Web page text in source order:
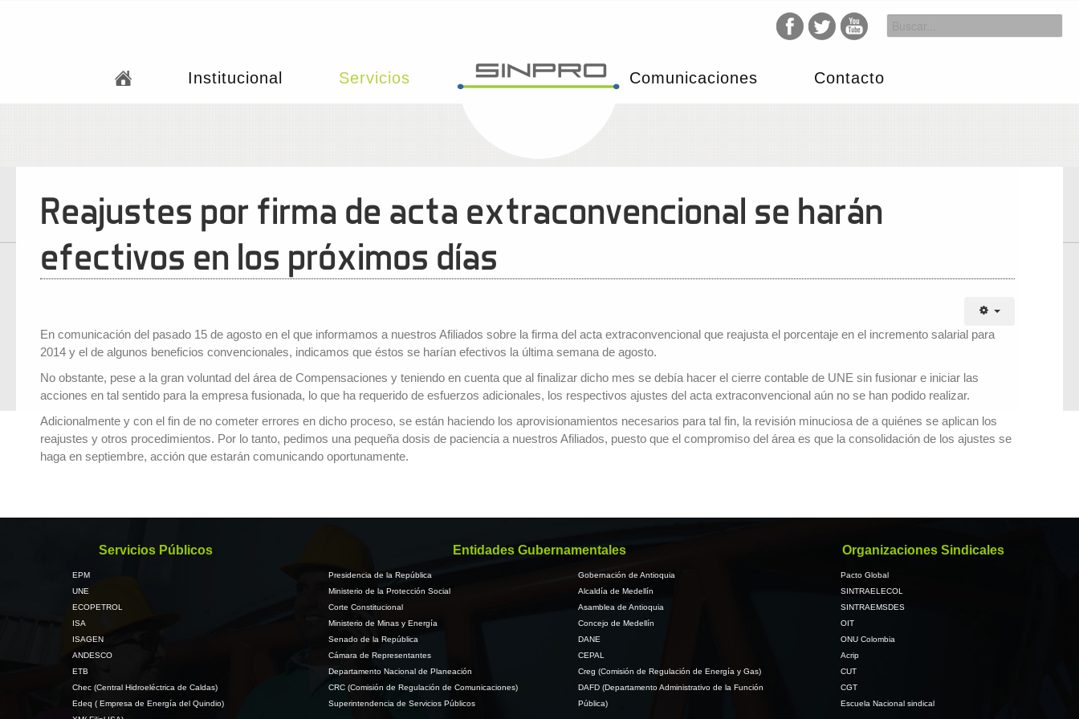
Institucional Servicios Comunicaciones Contacto
Reajustes por firma de acta extraconvencional se harán
efectivos en los próximos días
En comunicación del pasado 15 de agosto en el que informamos a nuestros Afiliados sobre la firma del acta extraconvencional que reajusta el porcentaje en el incremento salarial para
2014 y el de algunos beneficios convencionales, indicamos que éstos se harían efectivos la última semana de agosto.
No obstante, pese a la gran voluntad del área de Compensaciones y teniendo en cuenta que al finalizar dicho mes se debía hacer el cierre contable de UNE sin fusionar e iniciar las
acciones en tal sentido para la empresa fusionada, lo que ha requerido de esfuerzos adicionales, los respectivos ajustes del acta extraconvencional aún no se han podido realizar.
Adicionalmente y con el fin de no cometer errores en dicho proceso, se están haciendo los aprovisionamientos necesarios para tal fin, la revisión minuciosa de a quiénes se aplican los
reajustes y otros procedimientos. Por lo tanto, pedimos una pequeña dosis de paciencia a nuestros Afiliados, puesto que el compromiso del área es que la consolidación de los ajustes se
haga en septiembre, acción que estarán comunicando oportunamente.
Servicios Públicos
EPM
UNE
ECOPETROL
ISA
ISAGEN
ANDESCO
ETB
Chec (Central Hidroeléctrica de Caldas)
Edeq ( Empresa de Energía del Quindio)
Entidades Gubernamentales
Presidencia de la República
Ministerio de la Protección Social
Corte Constitucional
Ministerio de Minas y Energía
Senado de la República
Cámara de Representantes
Departamento Nacional de Planeación
CRC (Comisión de Regulación de Comunicaciones)
Superintendencia de Servicios Públicos
Gobernación de Antioquia
Alcaldía de Medellín
Asamblea de Antioquia
Concejo de Medellín
DANE
CEPAL
Creg (Comisión de Regulación de Energía y Gas)
DAFD (Departamento Administrativo de la Función
Pública)
Organizaciones Sindicales
Pacto Global
SINTRAELECOL
SINTRAEMSDES
OIT
ONU Colombia
Acrip
CUT
CGT
Escuela Nacional sindical